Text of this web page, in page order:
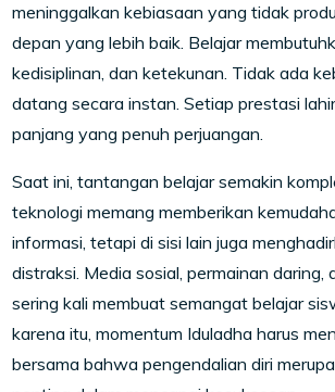
meninggalkan kebiasaan yang tidak
depan yang lebih baik. Belajar
kedisiplinan, dan ketekunan. Tidak ada
datang secara instan. Setiap prestasi
panjang yang penuh perjuangan.
Saat ini, tantangan belajar semakin
teknologi memang memberikan
informasi, tetapi di sisi lain juga
distraksi. Media sosial, permainan daring,
sering kali membuat semangat belajar
karena itu, momentum Iduladha harus
bersama bahwa pengendalian diri